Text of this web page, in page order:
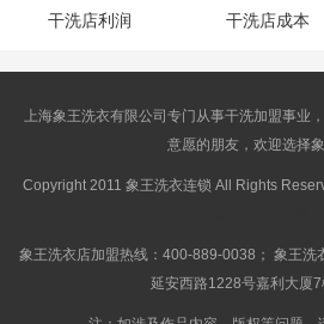
干洗店利润 干洗店成本
上海象王洗衣有限公司专门从事干洗加盟事业
意愿的朋友，欢迎选择
Copyright 2011 象王洗衣连锁 All Rights
象王洗衣店加盟热线：400-889-0038； 象王洗
延安西路1228号嘉利大厦